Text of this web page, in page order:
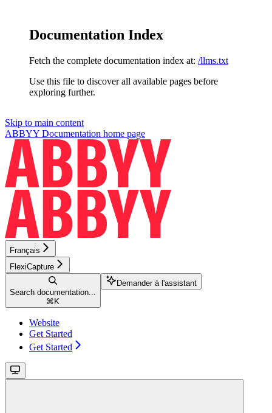
Documentation Index
Fetch the complete documentation index at: /llms.txt
Use this file to discover all available pages before
exploring further.
Skip to main content
ABBYY Documentation home page
Français
FlexiCapture
Search documentation...
⌘ K
Demander à l'assistant
Website
Get Started
Get Started